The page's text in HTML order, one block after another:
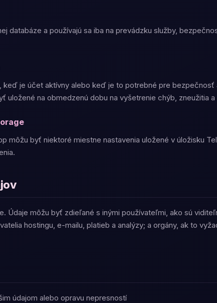
databáze a používajú sa iba na prevádzku služby,
keď je účet aktívny alebo keď je to potrebné pre bezpečnosť
uložené na obmedzenú dobu na vyšetrenie chýb, zneužitia
môžu byť niektoré miestne nastavenia uložené v úložisku
Údaje môžu byť zdieľané s inými používateľmi, ako sú
hostingu, e-mailu, platieb a analýzy; a orgány, ak to
údajom alebo opravu nepresností